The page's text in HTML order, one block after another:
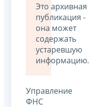
Это архивная
публикация -
она может
содержать
устаревшую
информацию.
Управление
ФНС